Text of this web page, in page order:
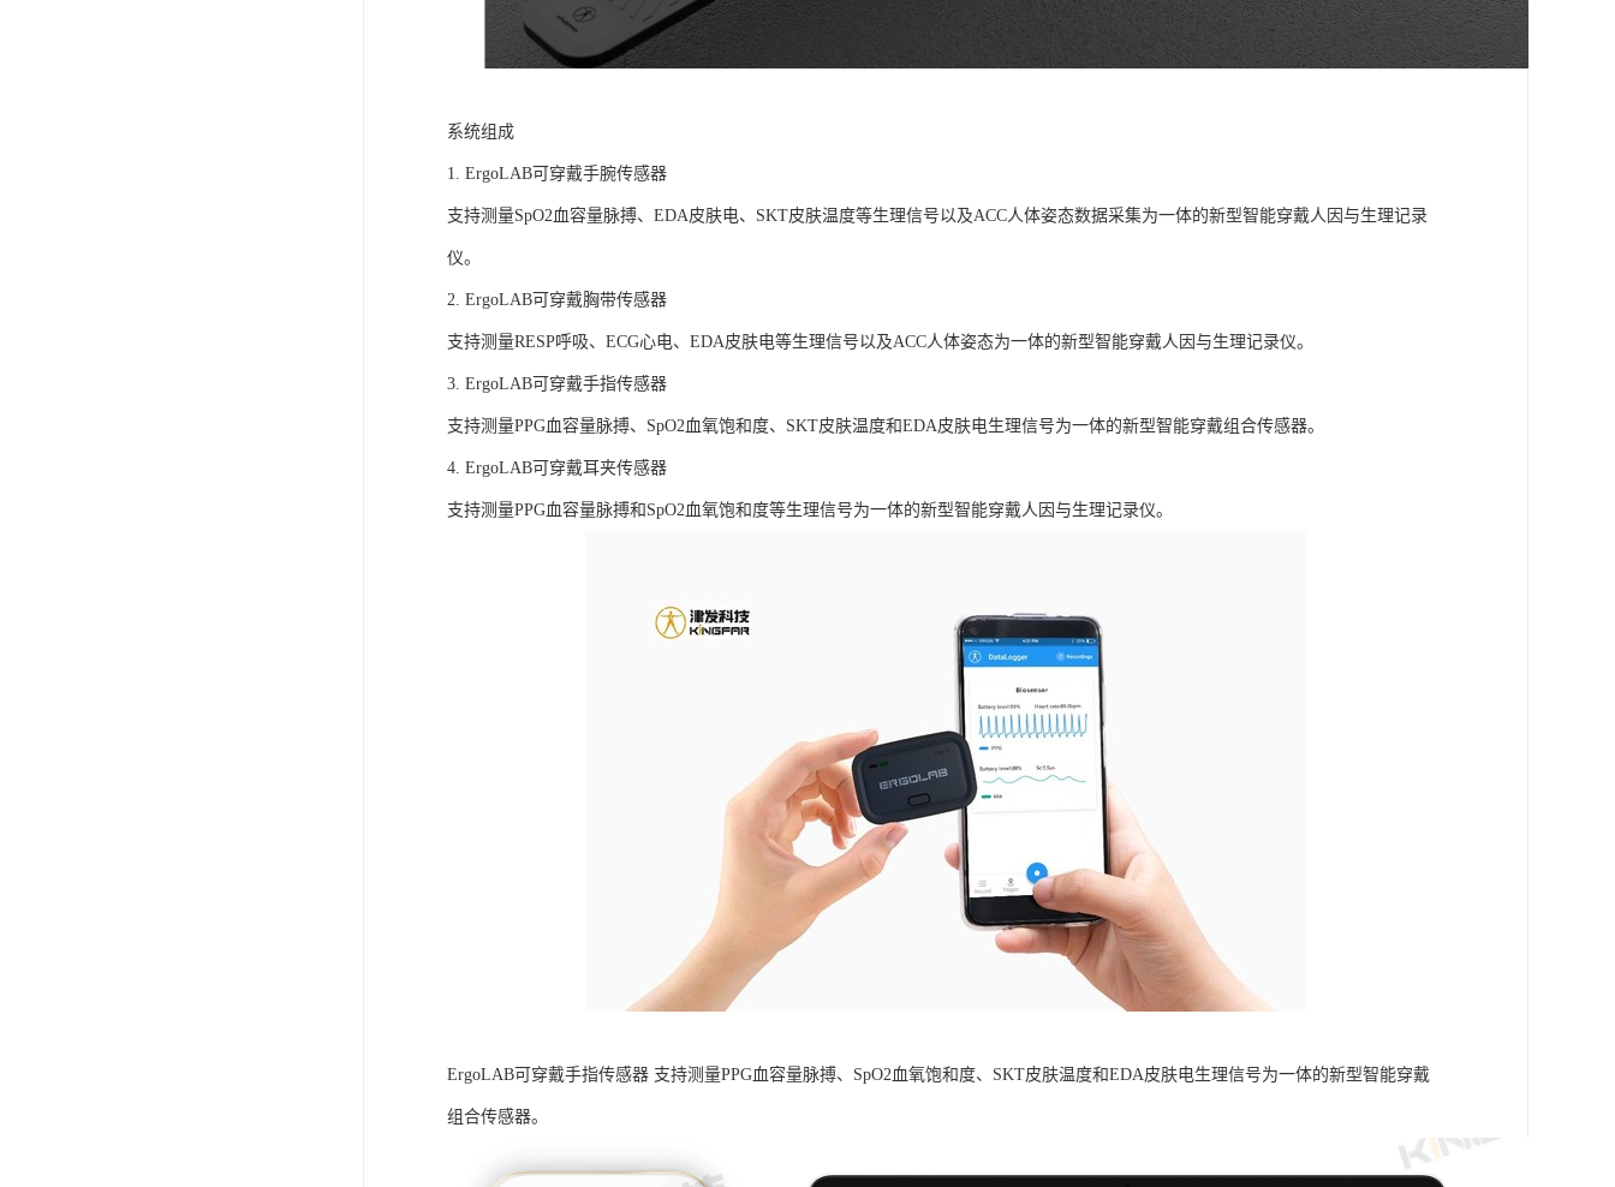
系统组成
1. ErgoLAB可穿戴手腕传感器
支持测量SpO2血容量脉搏、EDA皮肤电、SKT皮肤温度等生理信号以及ACC人体姿态数据采集为一体的新型智能穿戴人因与生理记录
仪。
2. ErgoLAB可穿戴胸带传感器
支持测量RESP呼吸、ECG心电、EDA皮肤电等生理信号以及ACC人体姿态为一体的新型智能穿戴人因与生理记录仪。
3. ErgoLAB可穿戴手指传感器
支持测量PPG血容量脉搏、SpO2血氧饱和度、SKT皮肤温度和EDA皮肤电生理信号为一体的新型智能穿戴组合传感器。
4. ErgoLAB可穿戴耳夹传感器
支持测量PPG血容量脉搏和SpO2血氧饱和度等生理信号为一体的新型智能穿戴人因与生理记录仪。
ErgoLAB可穿戴手指传感器 支持测量PPG血容量脉搏、SpO2血氧饱和度、SKT皮肤温度和EDA皮肤电生理信号为一体的新型智能穿戴
组合传感器。